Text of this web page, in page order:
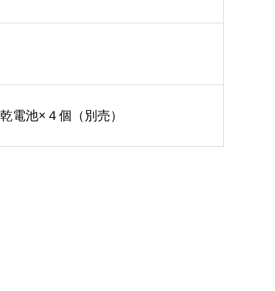
電池×４個（別売）